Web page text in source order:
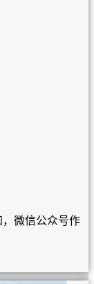
微信公众号作